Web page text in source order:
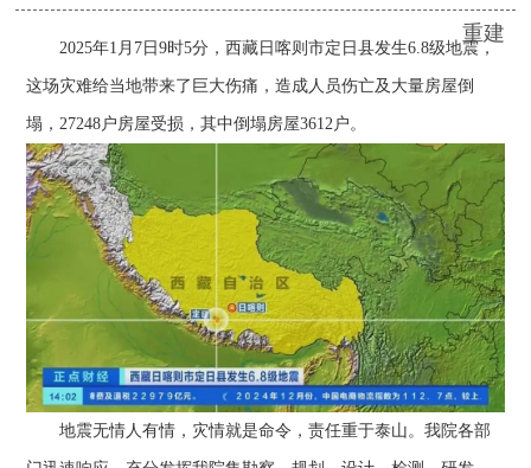
重建
2025年1月7日9时5分，西藏日喀则市定日县发生6.8级地震，
这场灾难给当地带来了巨大伤痛，造成人员伤亡及大量房屋倒
塌，27248户房屋受损，其中倒塌房屋3612户。
地震无情人有情，灾情就是命令，责任重于泰山。我院各部